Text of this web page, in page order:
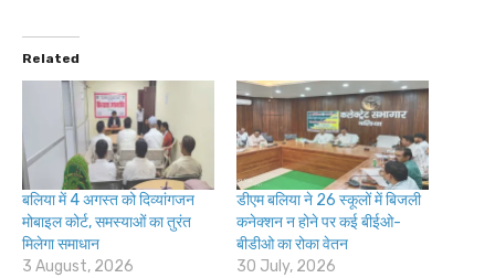
Related
बलिया में 4 अगस्त को दिव्यांगजन
मोबाइल कोर्ट, समस्याओं का तुरंत
मिलेगा समाधान
3 August, 2026
डीएम बलिया ने 26 स्कूलों में बिजली
कनेक्शन न होने पर कई बीईओ-
बीडीओ का रोका वेतन
30 July, 2026